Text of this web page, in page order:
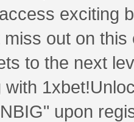
exciting
out on
to the next
with
upon